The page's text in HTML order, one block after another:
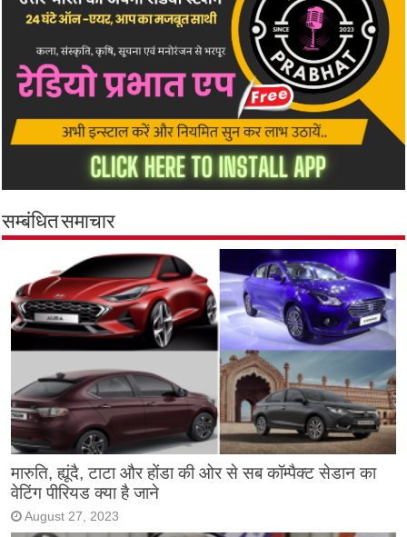
सम्बंधित समाचार
मारुति, ह्यूंदै, टाटा और होंडा की ओर से सब कॉम्पैक्ट सेडान का
वेटिंग पीरियड क्या है जाने
August 27, 2023